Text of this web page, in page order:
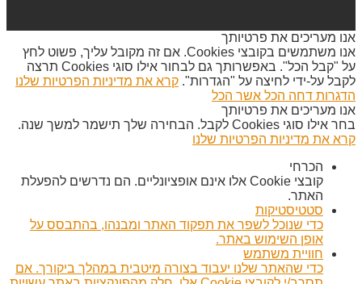
אנו מעריכים את פרטיותך
אנו משתמשים בקובצי Cookies. אם זה מקובל עליך, פשוט לחץ
על "קבל הכל". באפשרותך גם לבחור אילו סוגי Cookies תרצה
לקבל על-ידי לחיצה על "הגדרות". קרא את מדיניות הפרטיות שלנו
הדגרות דחה הכל אשר הכל
אנו מעריכים את פרטיותך
בחר אילו סוגי Cookies לקבל. הבחירה שלך תישמר למשך שנה.
קרא את מדיניות הפרטיות שלנו
הכרחי
קובצי Cookie אלו אינם אופציונליים. הם נדרשים להפעלת
האתר.
סטטיסטיקות
כדי שנוכל לשפר את תפקוד האתר ומבנהו, בהתבסס על
אופן השימוש באתר.
חוויית משתמש
כדי שהאתר שלנו יעבוד בצורה מיטבית במהלך ביקורך. אם